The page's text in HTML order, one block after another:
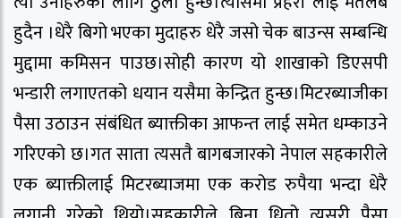
हुदैन ।धेरै बिगो भएका मुदाहरु धेरै जसो चेक बाउन्स सम्बन्धि
मुद्दामा कमिसन पाउछ।सोही कारण यो शाखाको डिएसपी
भन्डारी लगाएतको धयान यसैमा केन्द्रित हुन्छ।मिटरब्याजीका
पैसा उठाउन संबंधित ब्याक्तीका आफन्त लाई समेत धम्काउने
गरिएको छ।गत साता त्यसतै बागबजारको नेपाल सहकारीले
एक ब्याक्तीलाई मिटरब्याजमा एक करोड रुपैया भन्दा धेरै